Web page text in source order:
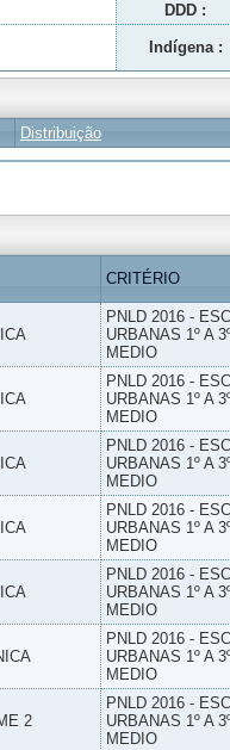
DDD :
Indígena :
Distribuição
CRITÉRIO
PNLD 2016 -
URBANAS 1º A
MEDIO
PNLD 2016 -
URBANAS 1º A
MEDIO
PNLD 2016 -
URBANAS 1º A
MEDIO
PNLD 2016 -
URBANAS 1º A
MEDIO
PNLD 2016 -
URBANAS 1º A
MEDIO
PNLD 2016 -
URBANAS 1º A
MEDIO
2
PNLD 2016 -
URBANAS 1º A
MEDIO